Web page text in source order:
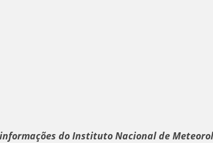
do Instituto Nacional de